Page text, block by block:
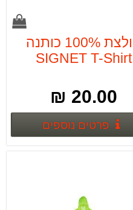
חולצת 100% כותנה
SIGNET T-Shirt
20.00 ₪
פרטים נוספיםפרטים